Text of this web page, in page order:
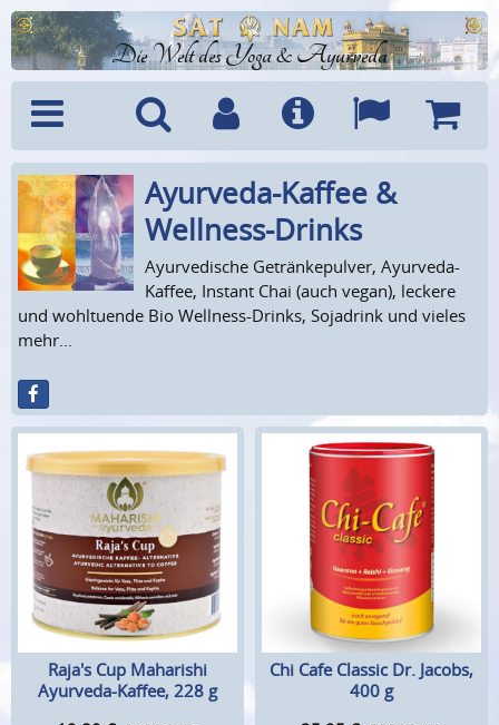
Die Welt des Yoga & Ayurveda
Menü SucheBenutzerkonto
Info Sprachen
Ayurveda-Kaffee &
Wellness-Drinks
Ayurvedische Getränkepulver, Ayurveda-
Kaffee, Instant Chai (auch vegan), leckere
und wohltuende Bio Wellness-Drinks, Sojadrink und vieles
mehr...
Raja's Cup Maharishi
Ayurveda-Kaffee, 228 g
Chi Cafe Classic Dr. Jacobs,
400 g